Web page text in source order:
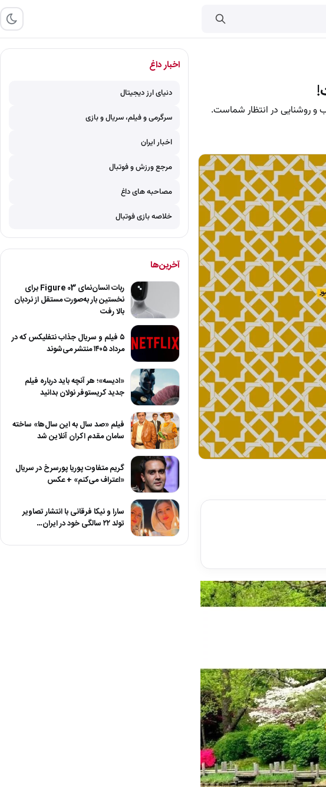
و روشنایی در انتظار شماست.
اخبار داغ
دنیای ارز دیجیتال
سرگرمی و فیلم، سریال و بازی
اخبار ایران
مرجع ورزش و فوتبال
مصاحبه های داغ
خلاصه بازی فوتبال
آخرین‌ها
ربات انسان‌نمای Figure 03 برای
نخستین بار به‌صورت مستقل از نردبان
بالا رفت
۵ فیلم و سریال جذاب نتفلیکس که در
مرداد ۱۴۰۵ منتشر می‌شوند
«ادیسه»؛ هر آنچه باید درباره فیلم
جدید کریستوفر نولان بدانید
فیلم «صد سال به این سال‌ها» ساخته
سامان مقدم اکران آنلاین شد
گریم متفاوت پوریا پورسرخ در سریال
«اعتراف می‌کنم» + عکس
سارا و نیکا فرقانی با انتشار تصاویر
تولد ۲۲ سالگی خود در ایران…